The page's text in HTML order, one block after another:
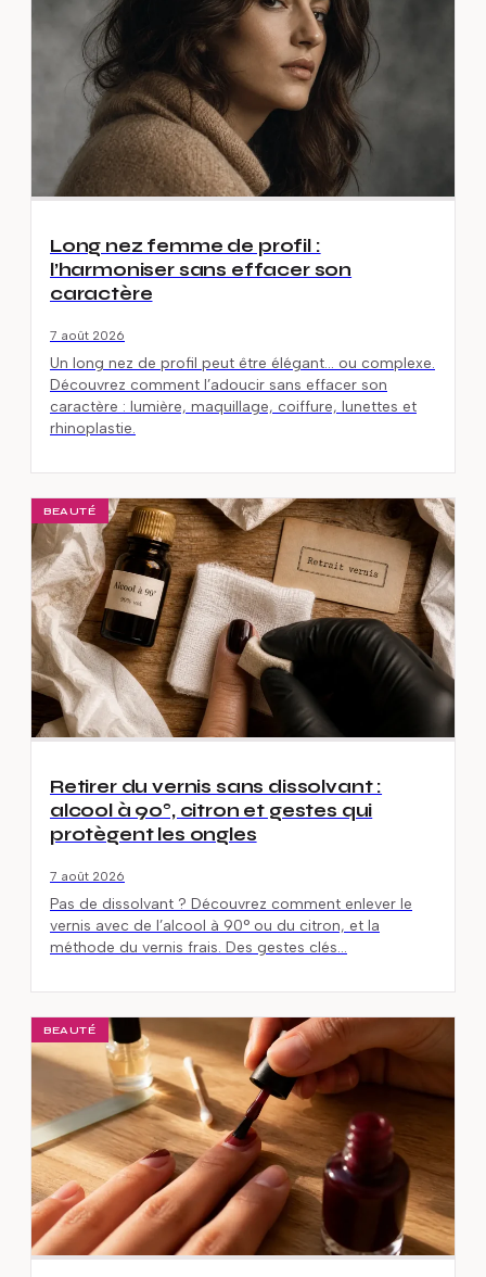
Long nez femme de profil :
l’harmoniser sans effacer son
caractère
7 août 2026
Un long nez de profil peut être élégant… ou complexe.
Découvrez comment l’adoucir sans effacer son
caractère : lumière, maquillage, coiffure, lunettes et
rhinoplastie.
BEAUTÉ
Retirer du vernis sans dissolvant :
alcool à 90°, citron et gestes qui
protègent les ongles
7 août 2026
Pas de dissolvant ? Découvrez comment enlever le
vernis avec de l’alcool à 90° ou du citron, et la
méthode du vernis frais. Des gestes clés…
BEAUTÉ